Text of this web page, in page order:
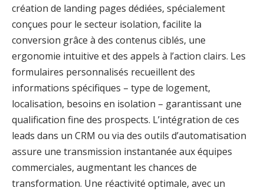
création de landing pages dédiées, spécialement
conçues pour le secteur isolation, facilite la
conversion grâce à des contenus ciblés, une
ergonomie intuitive et des appels à l’action clairs. Les
formulaires personnalisés recueillent des
informations spécifiques – type de logement,
localisation, besoins en isolation – garantissant une
qualification fine des prospects. L’intégration de ces
leads dans un CRM ou via des outils d’automatisation
assure une transmission instantanée aux équipes
commerciales, augmentant les chances de
transformation. Une réactivité optimale, avec un